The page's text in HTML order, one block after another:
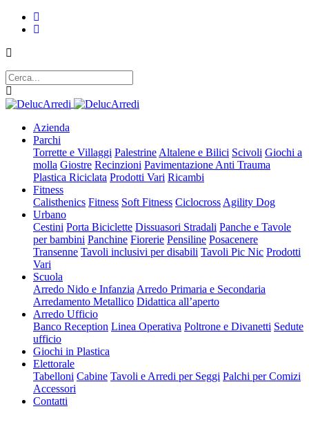
Azienda
Parchi
Torrette e Villaggi Palestrine Altalene e Bilici Scivoli Giochi a
molla Giostre Recinzioni Pavimentazione Anti Trauma
Plastica Riciclata Prodotti Vari Ricambi
Fitness
Calisthenics Fitness Soft Fitness Ciclocross Agility Dog
Urbano
Cestini Porta Biciclette Dissuasori Stradali Panche e Tavole
per bambini Panchine Fiorerie Pensiline Posacenere
Transenne Tavoli inclusivi per disabili Tavoli Pic Nic Prodotti
Vari
Scuola
Arredo Nido e Infanzia Arredo Primaria e Secondaria
Arredamento Metallico Didattica all’aperto
Arredo Ufficio
Banco Reception Linea Operativa Poltrone e Divanetti Sedute
ufficio
Giochi in Plastica
Elettorale
Tabelloni Cabine Tavoli e Arredi per Seggi Palchi per Comizi
Accessori
Contatti